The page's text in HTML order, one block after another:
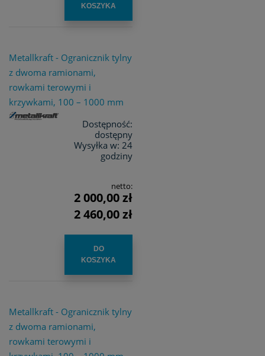
KOSZYKA
Metallkraft - Ogranicznik tylny
z dwoma ramionami,
rowkami terowymi i
krzywkami, 100 – 1000 mm
Dostępność:
dostępny
Wysyłka w: 24
godziny
netto:
2 000,00 zł
2 460,00 zł
DO
KOSZYKA
Metallkraft - Ogranicznik tylny
z dwoma ramionami,
rowkami terowymi i